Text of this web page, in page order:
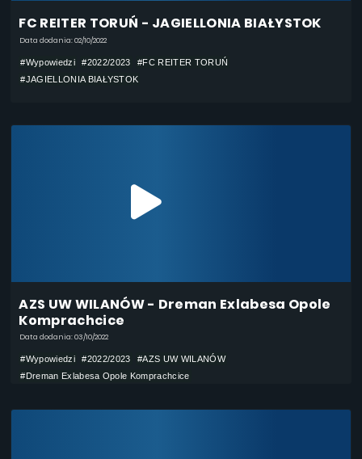
FC REITER TORUŃ - JAGIELLONIA BIAŁYSTOK
Data dodania: 02/10/2022
#Wypowiedzi #2022/2023
#FC REITER TORUŃ
#JAGIELLONIA BIAŁYSTOK
AZS UW WILANÓW - Dreman Exlabesa Opole
Komprachcice
Data dodania: 03/10/2022
#Wypowiedzi #2022/2023
#AZS UW WILANÓW
#Dreman Exlabesa Opole Komprachcice